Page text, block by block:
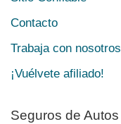
Contacto
Trabaja con nosotros
¡Vuélvete afiliado!
Seguros de Autos